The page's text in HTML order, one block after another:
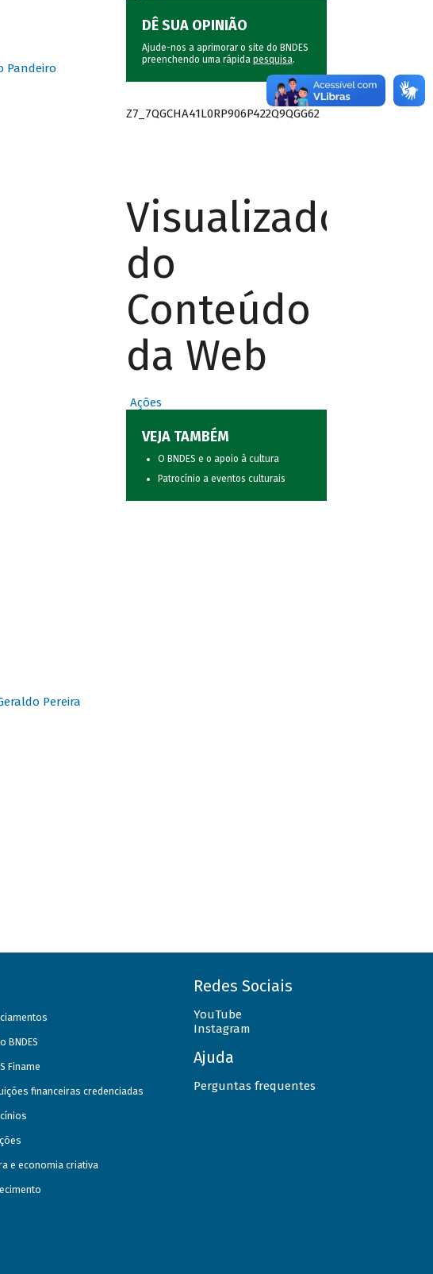
Pandeiro
Pereira
DÊ SUA OPINIÃO
Ajude-nos a aprimorar o site do BNDES
preenchendo uma rápida pesquisa.
Z7_7QGCHA41L0RP906P422Q9QGG62
Visualizador
do
Conteúdo
da Web
Ações
VEJA TAMBÉM
O BNDES e o apoio à cultura
Patrocínio a eventos culturais
BNDES
Finame
financeiras credenciadas
e economia criativa
Redes Sociais
YouTube
Instagram
Ajuda
Perguntas frequentes